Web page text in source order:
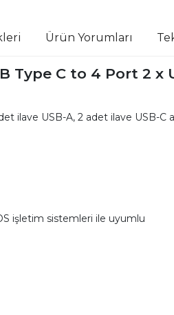
Ürün Yorumları
Type C to 4 Port 2 x
ilave USB-A, 2 adet ilave USB-C
işletim sistemleri ile uyumlu